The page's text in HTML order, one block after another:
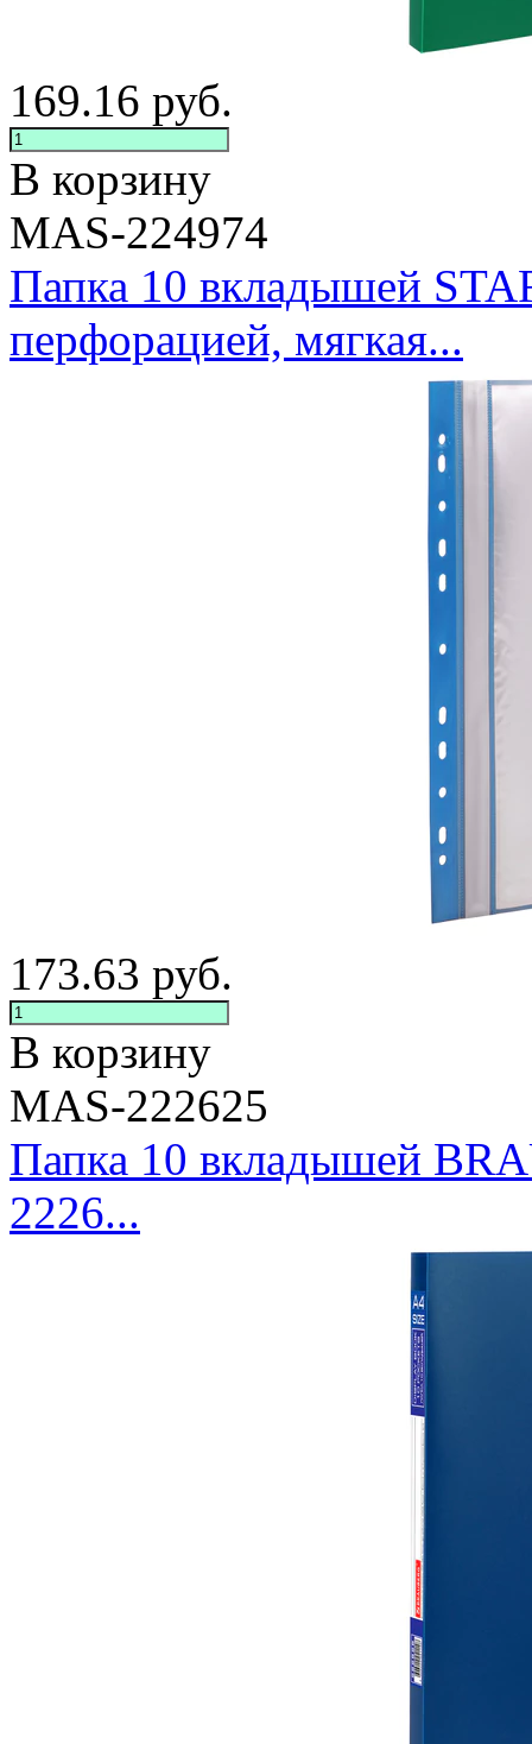
169.16 руб.
В корзину
MAS-224974
Папка 10 вкладышей
перфорацией, мягкая...
173.63 руб.
В корзину
MAS-222625
Папка 10 вкладышей
2226...